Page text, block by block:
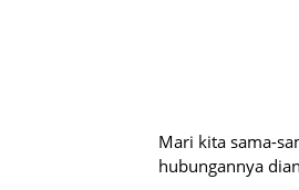
Mari kita sama-
hubungannya